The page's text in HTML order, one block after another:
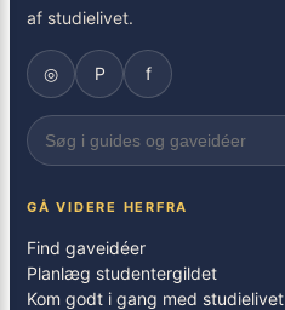
af studielivet.
◎ P f
GÅ VIDERE HERFRA
Find gaveidéer
Planlæg studentergildet
Kom godt i gang med studielivet